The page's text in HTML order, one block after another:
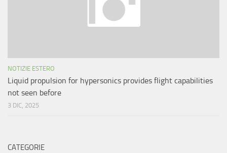
NOTIZIE ESTERO
Liquid propulsion for hypersonics provides flight capabilities
not seen before
3 DIC, 2025
CATEGORIE